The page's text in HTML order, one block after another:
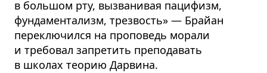
в большом рту, вызванивая пацифизм,
фундаментализм, трезвость» — Брайан
переключился на проповедь морали
и требовал запретить преподавать
в школах теорию Дарвина.